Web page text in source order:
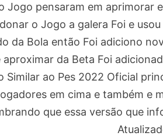
Jogo pensaram em aprimorar
o Jogo a galera Foi e
da Bola então Foi adiciono
aproximar da Beta Foi
Similar ao Pes 2022 Oficial
em cima e também e
que essa versão que